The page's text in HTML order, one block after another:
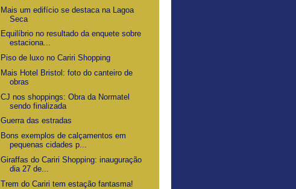
Mais um edifício se destaca na Lagoa
Seca
Equilíbrio no resultado da enquete sobre
estaciona...
Piso de luxo no Cariri Shopping
Mais Hotel Bristol: foto do canteiro de
obras
CJ nos shoppings: Obra da Normatel
sendo finalizada
Guerra das estradas
Bons exemplos de calçamentos em
pequenas cidades p...
Giraffas do Cariri Shopping: inauguração
dia 27 de...
Trem do Cariri tem estação fantasma!